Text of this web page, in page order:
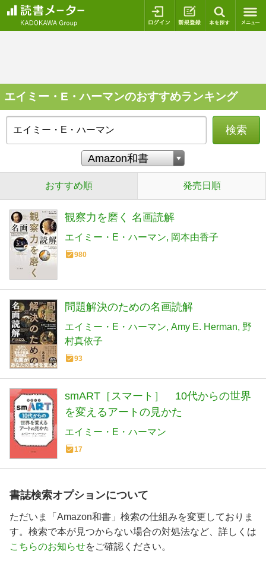
ログイン 新規登録
エイミー・E・ハーマンのおすすめランキング
検索
おすすめ順 発売日順
観察力を磨く 名画読解
エイミー・E・ハーマン 岡本由香子
980
問題解決のための名画読解
エイミー・E・ハーマン Amy E. Herman 野
村真依子
93
smART［スマート］ 10代からの世界
を変えるアートの見かた
エイミー・E・ハーマン
17
書誌検索オプションについて
ただいま「Amazon和書」検索の仕組みを変更しておりま
す。検索で本が見つからない場合の対処法など、詳しくは
こちらのお知らせをご確認ください。